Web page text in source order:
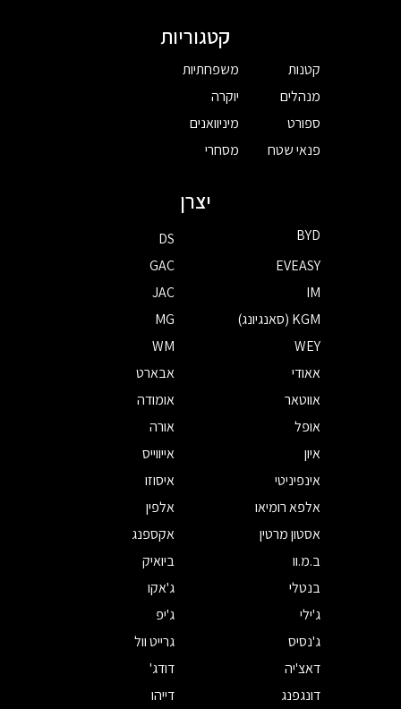
קטגוריות
קטנות
מנהלים
ספורט
פנאי שטח
משפחתיות
יוקרה
מיניוואנים
מסחרי
יצרן
BYD
DS
EVEASY
GAC
IM
JAC
KGM (סאנגיונג)
MG
WEY
WM
אאודי
אבארט
אווטאר
אומודה
אופל
אורה
איון
אייווייס
אינפיניטי
איסוזו
אלפא רומיאו
אלפין
אסטון מרטין
אקספנג
ב.מ.וו
ביואיק
בנטלי
ג'אקו
ג'ילי
ג'יפ
ג'נסיס
גרייט וול
דאצ'יה
דודג'
דונגפנג
דייהו